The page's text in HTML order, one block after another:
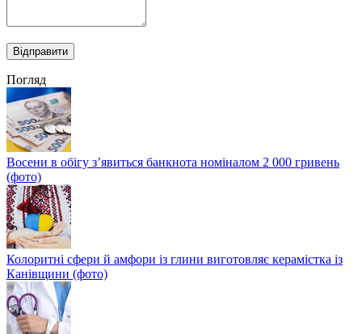
Погляд
Восени в обігу з’явиться банкнота номіналом 2 000 гривень
(фото)
Колоритні сфери й амфори із глини виготовляє керамістка із
Канівщини (фото)